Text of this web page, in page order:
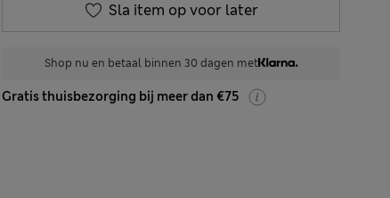
Sla item op voor later
Shop nu en betaal binnen 30 dagen met
Gratis thuisbezorging bij meer dan €75